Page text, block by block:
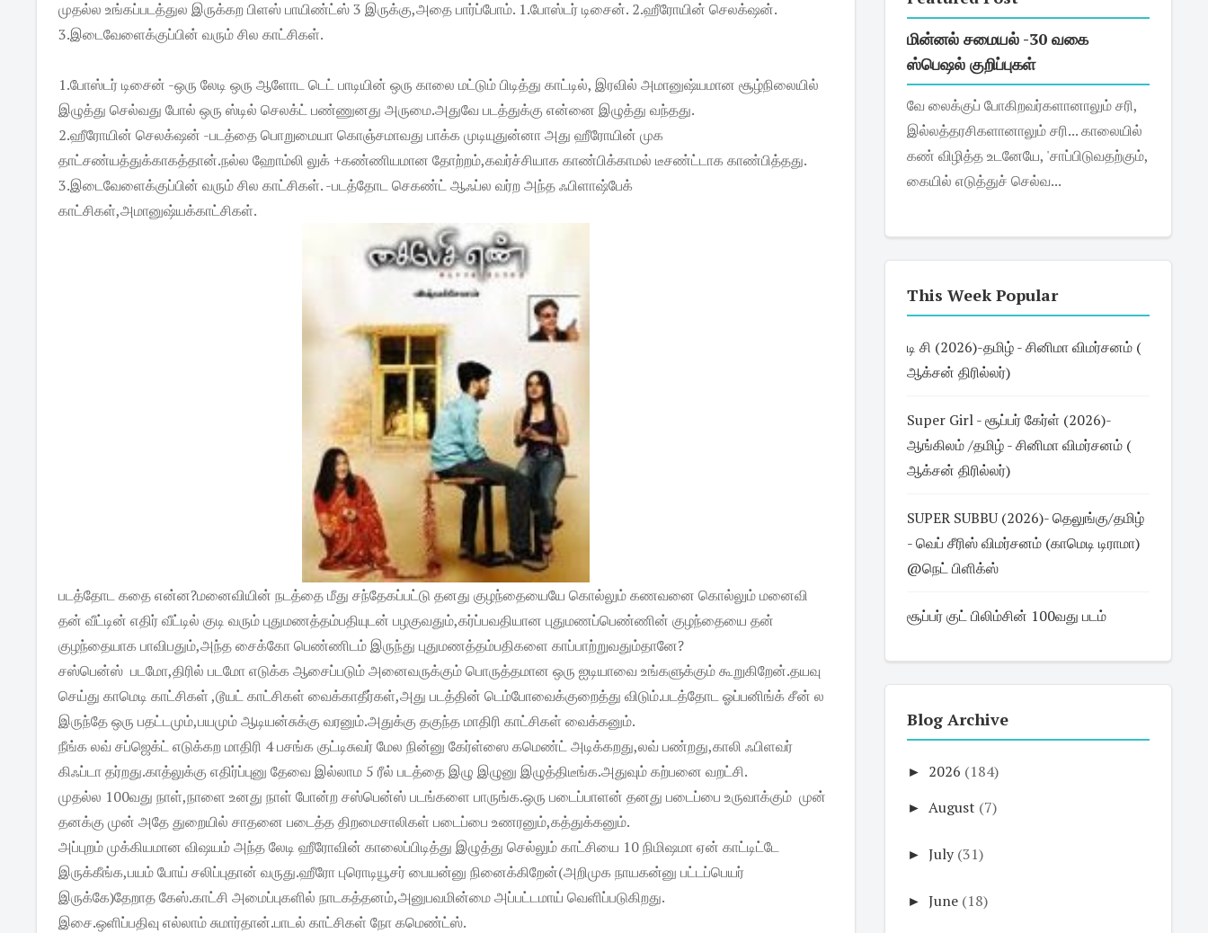
முதல்ல உங்கப்படத்துல இருக்கற பிளஸ் பாயிண்ட்ஸ் 3 இருக்கு,அதை பார்ப்போம். 1.போஸ்டர் டிசைன். 2.ஹீரோயின் செலக்‌ஷன்.
3.இடைவேளைக்குப்பின் வரும் சில காட்சிகள்.
1.போஸ்டர் டிசைன் -ஒரு லேடி ஒரு ஆளோட டெட் பாடியின் ஒரு காலை மட்டும் பிடித்து காட்டில், இரவில் அமானுஷ்யமான சூழ்நிலையில்
இழுத்து செல்வது போல் ஒரு ஸ்டில் செலக்ட் பண்ணுனது அருமை.அதுவே படத்துக்கு என்னை இழுத்து வந்தது.
2.ஹீரோயின் செலக்‌ஷன் -படத்தை பொறுமையா கொஞ்சமாவது பாக்க முடியுதுன்னா அது ஹீரோயின் முக
தாட்சண்யத்துக்காகத்தான்.நல்ல ஹோம்லி லுக் +கண்ணியமான தோற்றம்,கவர்ச்சியாக காண்பிக்காமல் டீசண்ட்டாக காண்பித்தது.
3.இடைவேளைக்குப்பின் வரும் சில காட்சிகள். -படத்தோட செகண்ட் ஆஃப்ல வர்ற அந்த ஃபிளாஷ்பேக்
காட்சிகள்,அமானுஷ்யக்காட்சிகள்.
படத்தோட கதை என்ன?மனைவியின் நடத்தை மீது சந்தேகப்பட்டு தனது குழந்தையையே கொல்லும் கணவனை கொல்லும் மனைவி
தன் வீட்டின் எதிர் வீட்டில் குடி வரும் புதுமணத்தம்பதியுடன் பழகுவதும்,கர்ப்பவதியான புதுமணப்பெண்ணின் குழந்தையை தன்
குழந்தையாக பாவிபதும்,அந்த சைக்கோ பெண்ணிடம் இருந்து புதுமணத்தம்பதிகளை காப்பாற்றுவதும்தானே?
சஸ்பென்ஸ் படமோ,திரில் படமோ எடுக்க ஆசைப்படும் அனைவருக்கும் பொருத்தமான ஒரு ஐடியாவை உங்களுக்கும் கூறுகிறேன்.தயவு
செய்து காமெடி காட்சிகள் ,டூயட் காட்சிகள் வைக்காதீர்கள்,அது படத்தின் டெம்போவைக்குறைத்து விடும்.படத்தோட ஓப்பனிங்க் சீன் ல
இருந்தே ஒரு பதட்டமும்,பயமும் ஆடியன்சுக்கு வரனும்.அதுக்கு தகுந்த மாதிரி காட்சிகள் வைக்கனும்.
நீங்க லவ் சப்ஜெக்ட் எடுக்கற மாதிரி 4 பசங்க குட்டிசுவர் மேல நின்னு கேர்ள்ஸை கமெண்ட் அடிக்கறது,லவ் பண்றது,காலி ஃபிளவர்
கிஃப்டா தர்றது.காத்லுக்கு எதிர்ப்புனு தேவை இல்லாம 5 ரீல் படத்தை இழு இழுனு இழுத்திடீங்க.அதுவும் கற்பனை வறட்சி.
முதல்ல 100வது நாள்,நாளை உனது நாள் போன்ற சஸ்பென்ஸ் படங்களை பாருங்க.ஒரு படைப்பாளன் தனது படைப்பை உருவாக்கும் முன்
தனக்கு முன் அதே துறையில் சாதனை படைத்த திறமைசாலிகள் படைப்பை உணரனும்,கத்துக்கனும்.
அப்புறம் முக்கியமான விஷயம் அந்த லேடி ஹீரோவின் காலைப்பிடித்து இழுத்து செல்லும் காட்சியை 10 நிமிஷமா ஏன் காட்டிட்டே
இருக்கீங்க,பயம் போய் சலிப்புதான் வருது.ஹீரோ புரொடியூசர் பையன்னு நினைக்கிறேன்(அறிமுக நாயகன்னு பட்டப்பெயர்
இருக்கே)தேறாத கேஸ்.காட்சி அமைப்புகளில் நாடகத்தனம்,அனுபவமின்மை அப்பட்டமாய் வெளிப்படுகிறது.
இசை.ஒளிப்பதிவு எல்லாம் சுமார்தான்.பாடல் காட்சிகள் நோ கமெண்ட்ஸ்.
மின்னல் சமையல் -30 வகை
ஸ்பெஷல் குறிப்புகள்
வே லைக்குப் போகிறவர்களானாலும் சரி,
இல்லத்தரசிகளானாலும் சரி... காலையில்
கண் விழித்த உடனேயே, 'சாப்பிடுவதற்கும்,
கையில் எடுத்துச் செல்வ...
This Week Popular
டி சி (2026)-தமிழ் - சினிமா விமர்சனம் (
ஆக்சன் திரில்லர்)
Super Girl - சூப்பர் கேர்ள் (2026)-
ஆங்கிலம் /தமிழ் - சினிமா விமர்சனம் (
ஆக்சன் திரில்லர்)
SUPER SUBBU (2026)- தெலுங்கு/தமிழ்
- வெப் சீரிஸ் விமர்சனம் (காமெடி டிராமா)
@நெட் பிளிக்ஸ்
சூப்பர் குட் பிலிம்சின் 100வது படம்
Blog Archive
► 2026 (184)
► August (7)
► July (31)
► June (18)